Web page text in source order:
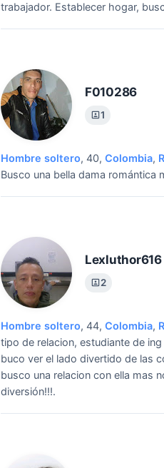
trabajador. Establecer hogar,
F010286
1
Hombre soltero, 40, Colombia,
Busco una bella dama romántica
Lexluthor616
2
Hombre soltero, 44, Colombia,
tipo de relacion, estudiante de
buco ver el lado divertido de las
busco una relacion con ella mas
diversión!!!.